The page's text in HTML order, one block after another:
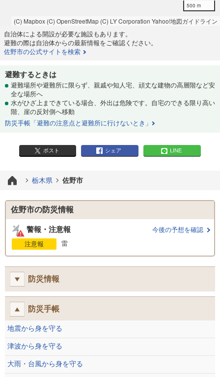
500 m
(C) Mapbox (C) OpenStreetMap (C) LY Corporation Yahoo!地図ガイドライン
自治体による開設が必要な施設もあります。
避難の際は自治体からの最新情報をご確認ください。
佐野市の公式サイトを検索
避難するときは
避難場所や避難所に限らず、親戚や知人宅、頑丈な建物の高層階など安
全な場所へ
水がひざ上まできている場合、外出は危険です。自宅のできる限り高い
階、崖の反対側へ移動
防災手帳「避難の注意点と避難所に行けないとき」
ポスト シェア LINE
栃木県 佐野市
佐野市の防災情報
警報・注意報
今後の予想を確認
注意報
雷
防災情報
防災手帳
地震から身を守る
津波から身を守る
大雨・台風から身を守る